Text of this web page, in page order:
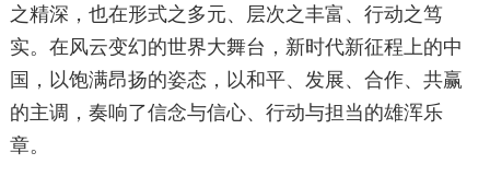
之精深，也在形式之多元、层次之丰富、行动之笃
实。在风云变幻的世界大舞台，新时代新征程上的中
国，以饱满昂扬的姿态，以和平、发展、合作、共赢
的主调，奏响了信念与信心、行动与担当的雄浑乐
章。